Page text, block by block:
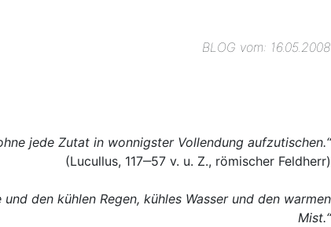
BLOG vom: 16.05.2008
jede Zutat in wonnigster Vollendung aufzutischen.“
(Lucullus, 117‒57 v. u. Z., römischer Feldherr)
den kühlen Regen, kühles Wasser und den warmen
Mist.“